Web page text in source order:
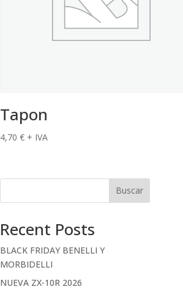
Tapon
4,70€ + IVA
Buscar
Recent Posts
BLACK FRIDAY BENELLI Y
MORBIDELLI
NUEVA ZX-10R 2026